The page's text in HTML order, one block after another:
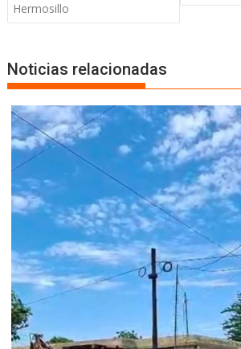
Hermosillo
Noticias relacionadas